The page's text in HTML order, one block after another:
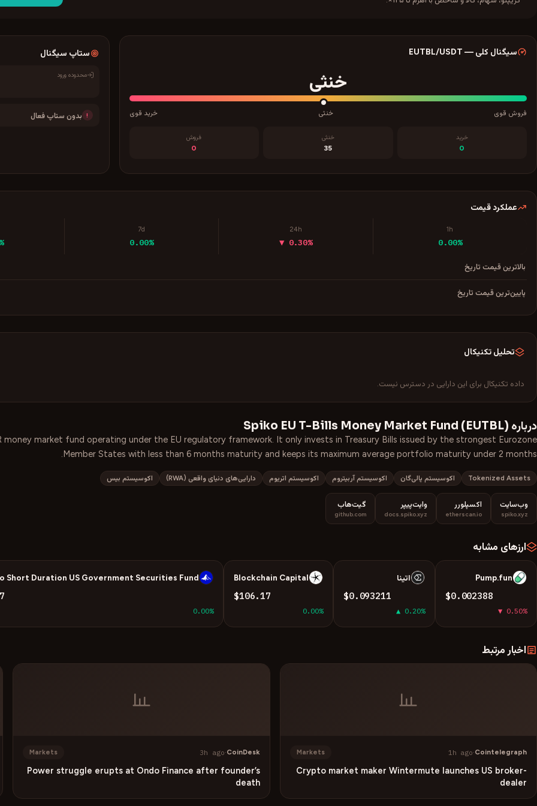
سیگنال کلی —
EUTBL/USDT
خنثی
فروش قوی خنثی خرید قوی
خرید
0
خنثی
35
فروش
0
ستاپ سیگنال
محدوده ورود
! بدون ستاپ فعال
عملکرد قیمت
1h
0.00%
24h
▼ 0.30%
7d
0.00%
بالاترین قیمت تاریخ
پایین‌ترین قیمت تاریخ
تحلیل تکنیکال
داده تکنیکال برای این دارایی در دسترس نیست.
درباره Spiko EU T-Bills Money Market Fund (EUTBL)
money market fund operating under the EU regulatory framework. It only invests in Treasury Bills issued by the strongest Eurozone
Member States with less than 6 months maturity and keeps its maximum average portfolio maturity under 2 months.
Tokenized Assets اکوسیستم پالی‌گان اکوسیستم آربیتروم اکوسیستم اتریوم دارایی‌های دنیای واقعی (RWA) اکوسیستم بیس
وب‌سایت
spiko.xyz
اکسپلورر
etherscan.io
وایت‌پیپر
docs.spiko.xyz
گیت‌هاب
github.com
ارزهای مشابه
P
Pump.fun
$0.002388
▼ 0.50%
E اتینا
$0.093211
▲ 0.20%
B
Blockchain Capital
$106.17
0.00%
U
Short Duration US Government Securities Fund
0.00%
اخبار مرتبط
Cointelegraph
·
1h ago
Markets
Crypto market maker Wintermute launches US broker-
dealer
CoinDesk
·
3h ago
Markets
Power struggle erupts at Ondo Finance after founder’s
death